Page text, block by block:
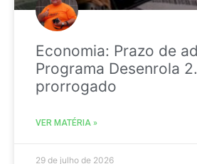
Economia: Prazo de
Programa Desenrola
prorrogado
VER MATÉRIA »
29 de julho de 2026